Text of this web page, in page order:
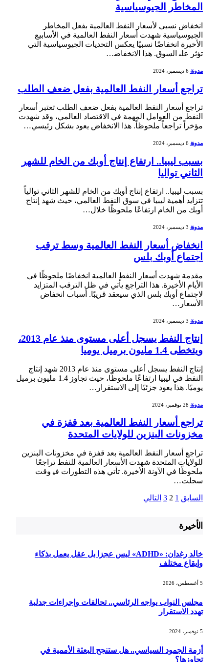
المخاطر الجيوسياسية
انخفاض نسبي لأسعار ⁤النفط العالمية بفعل المخاطر
الجيوسياسية شهدت أسعار النفط العالمية في الأسابيع
الأخيرة انخفاضًا نسبيًا يعكس التحديات الجيوسياسية التي
تؤثر على‍ السوق. هذا الانخفاض‍…
مدونة 6 ديسمبر، 2024
تراجع أسعار النفط العالمية بفعل ضعف الطلب
تراجع أسعار النفط العالمية بفعل ⁣ضعف الطلب تعتبر أسعار
النفط من العوامل المهمة في الاقتصاد العالمي، وقد ⁤شهدت
مؤخراً تراجعاً ملحوظاً. هذا ⁢الانخفاض‌ يعود بشكل رئيسي​…
مدونة 6 ديسمبر، 2024
بسبب ليبيا.. ارتفاع إنتاج أوبك من الخام للشهر
الثاني تواليا
بسبب ليبيا.. ارتفاع إنتاج أوبك من الخام للشهر الثاني توالياً
تتزايد أهمية ليبيا في ⁢سوق النفط العالمي، حيث شهد ⁤إنتاج
أوبك من الخام ارتفاعًا ملحوظًا خلال…
مدونة 3 ديسمبر، 2024
انخفاض أسعار النفط العالمية وسط ترقب
اجتماع أوبك بلس
مقدمة شهدت أسعار النفط العالمية انخفاضًا ملحوظًا في
الأيام الأخيرة. هذا التراجع يأتي في ظل الترقب المتزايد
لاجتماع أوبك بلس الذي سيعقد قريبًا. أسباب ⁢انخفاض
الأسعار…
مدونة 3 ديسمبر، 2024
إنتاج النفط يسجل أعلى مستوى منذ عام 2013،
ويتخطى 1.4 مليون برميل يوميا
إنتاج النفط يسجل أعلى مستوى منذ عام 2013 شهد إنتاج
النفط في ليبيا ⁤ارتفاعًا ملحوظًا، حيث تجاوز 1.4 مليون برميل
⁣يوميًا. هذا يعود جزئيًا ‌إلى الاستقرار…
مدونة 28 نوفمبر، 2024
تراجع أسعار النفط العالمية بعد قفزة في
مخزونات البنزين للولايات المتحدة
تراجع أسعار النفط​ العالمية بعد⁣ قفزة​ في مخزونات البنزين
للولايات المتحدة شهدت الأسعار العالمية للنفط تراجعًا
ملحوظًا في الآونة الأخيرة. تأتي هذه التطورات في‍ وقت
سجلت…
السابق 1
2
3 التالي
الأخيرة
خالد رغدان: «ADHD» ليس عجزا بل عقل يعمل بذكاء
وإيقاع مختلف
مجلس النواب يواجه الرئاسي.. تحالفات وإجراءات جدلية
تهدد الاستقرار
أزمة الجمود السياسي.. هل ستنجح البعثة الأممية في
تجاوزها؟